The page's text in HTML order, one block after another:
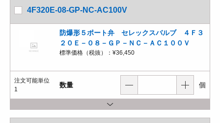
4F320E-08-GP-NC-AC100V
防爆形５ポート弁 セレックスバルブ ４Ｆ３
２０Ｅ－０８－ＧＰ－ＮＣ－ＡＣ１００Ｖ
標準価格（税抜）： ¥36,450
注文可能単位
1
数量 個